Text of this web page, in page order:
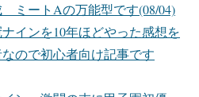
ミートAの万能型です(08/04)
インを10年ほどやった感想を
ので初心者向け記事です